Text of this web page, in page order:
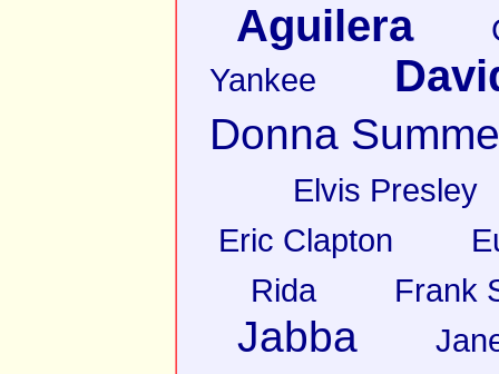
Aguilera
Yankee
Donna
Elvis Presley
Eric Clapton
Rida
Frank
Jabba